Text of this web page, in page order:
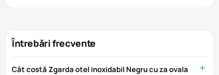
Întrebări frecvente
Cât costă Zgarda otel inoxidabil Negru cu za ovala